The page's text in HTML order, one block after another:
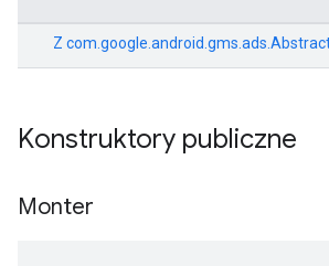
Z
Konstruktory publiczne
Monter